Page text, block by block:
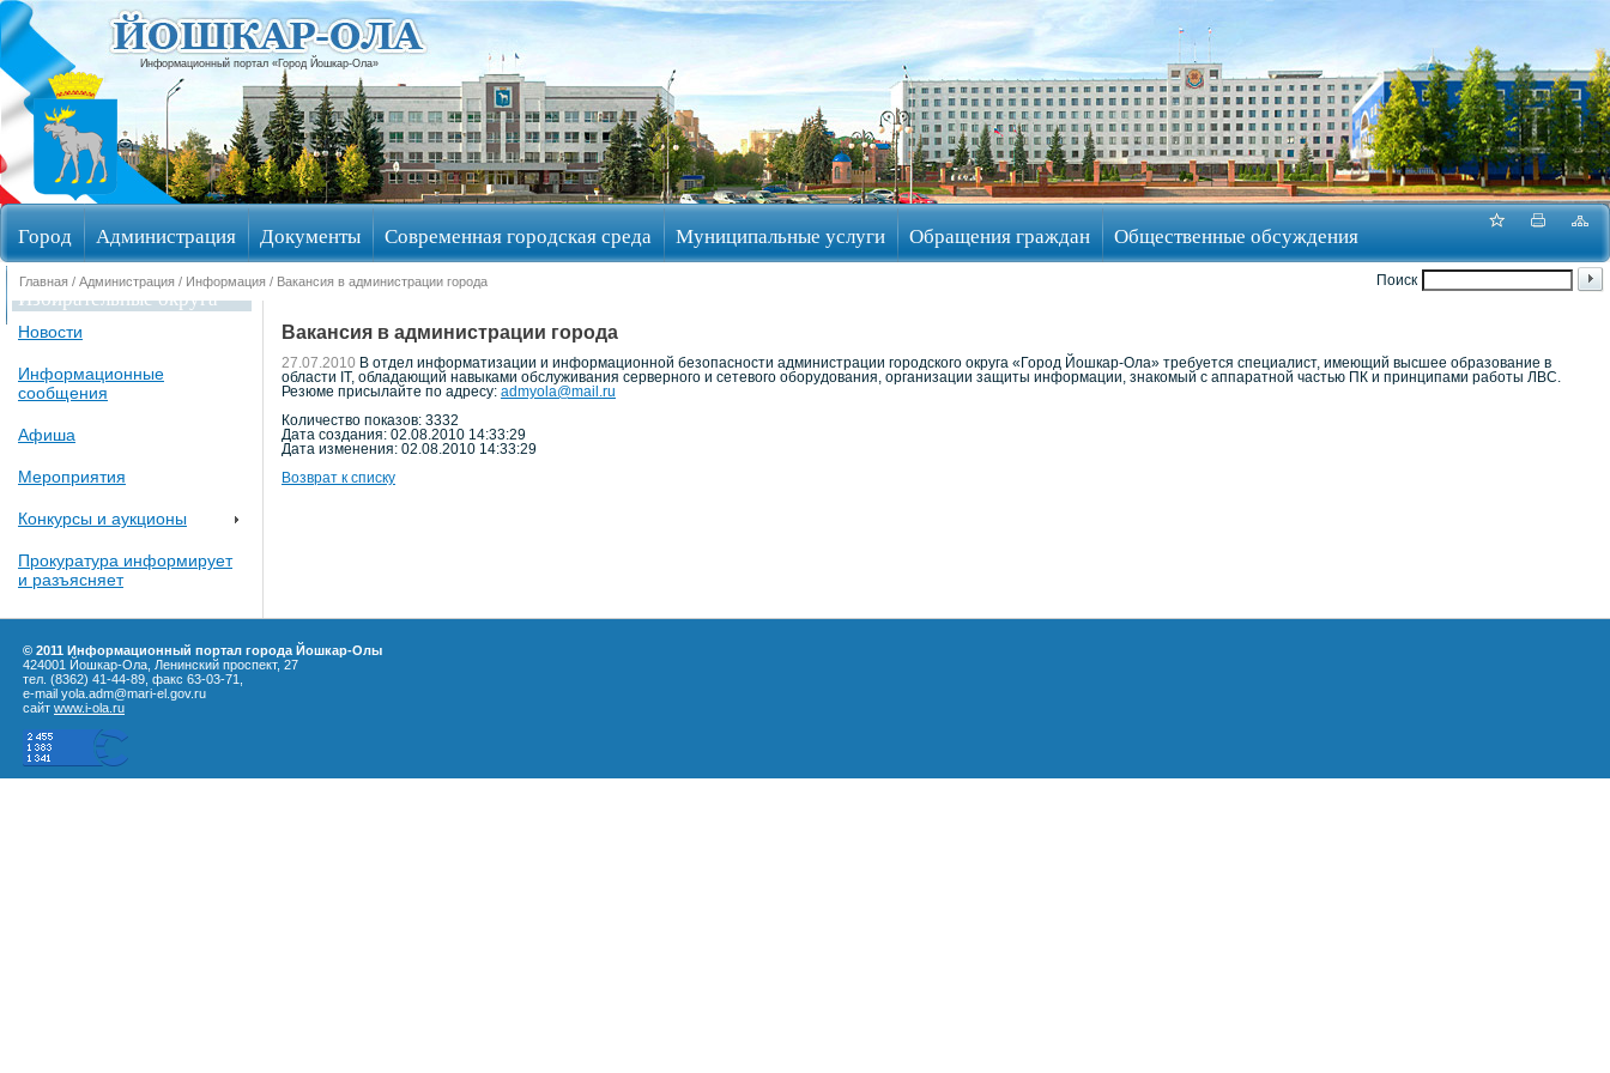
Информационный портал «Город Йошкар-Ола»
Город Администрация Документы Современная городская среда Муниципальные услуги Обращения граждан Общественные обсуждения
Избирательные округа
Поиск
Главная / Администрация / Информация / Вакансия в администрации города
Новости
Информационные
сообщения
Афиша
Мероприятия
Конкурсы и аукционы
Прокуратура информирует
и разъясняет
Вакансия в администрации города
27.07.2010 В отдел информатизации и информационной безопасности администрации городского округа «Город Йошкар-Ола» требуется специалист, имеющий высшее образование в
области IT, обладающий навыками обслуживания серверного и сетевого оборудования, организации защиты информации, знакомый с аппаратной частью ПК и принципами работы ЛВС.
Резюме присылайте по адресу: admyola@mail.ru
Количество показов: 3332
Дата создания: 02.08.2010 14:33:29
Дата изменения: 02.08.2010 14:33:29
Возврат к списку
© 2011 Информационный портал города Йошкар-Олы
424001 Йошкар-Ола, Ленинский проспект, 27
тел. (8362) 41-44-89, факс 63-03-71,
e-mail yola.adm@mari-el.gov.ru
сайт www.i-ola.ru